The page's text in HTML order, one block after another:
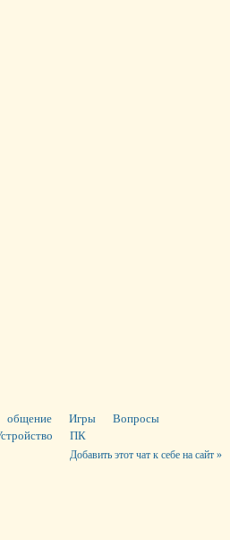
общение Игры
Вопросы
ПК
Добавить этот чат к себе на сайт »